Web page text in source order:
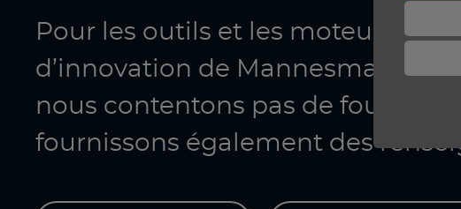
Pour les outils et les moteurs
d’innovation de Mannesmann
nous contentons pas de fournir
fournissons également des